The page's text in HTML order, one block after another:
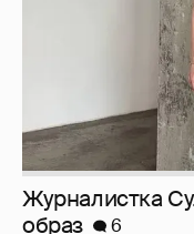
Журналистка
образ
6